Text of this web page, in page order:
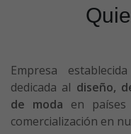
Empresa
dedicada al diseño,
de moda en
comercialización en